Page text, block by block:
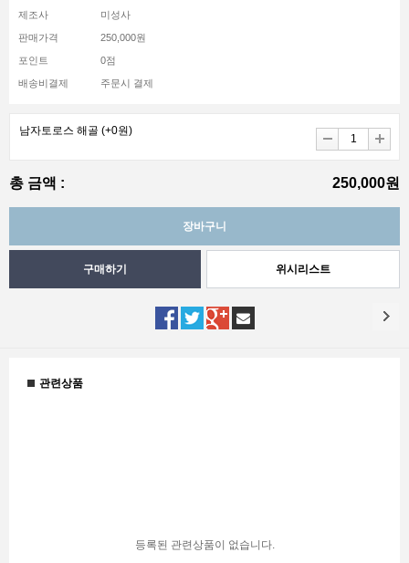
제조사 미성사
판매가격 250,000원
포인트 0점
배송비결제 주문시 결제
남자토로스 해골 (+0원)
총 금액 : 250,000원
위시리스트
관련상품
등록된 관련상품이 없습니다.